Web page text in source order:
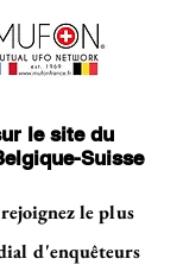
le site du
Suisse
le plus
d'enquêteurs